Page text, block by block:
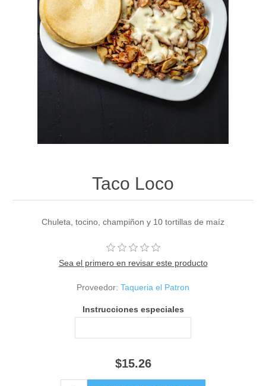
Taco Loco
Chuleta, tocino, champiñon y 10 tortillas de maíz
Sea el primero en revisar este producto
Proveedor: Taqueria el Patron
Instrucciones especiales
$15.26